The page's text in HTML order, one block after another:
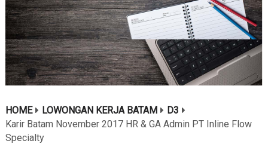
HOME LOWONGAN KERJA BATAM
D3
Karir Batam November 2017 HR & GA Admin PT Inline Flow
Specialty